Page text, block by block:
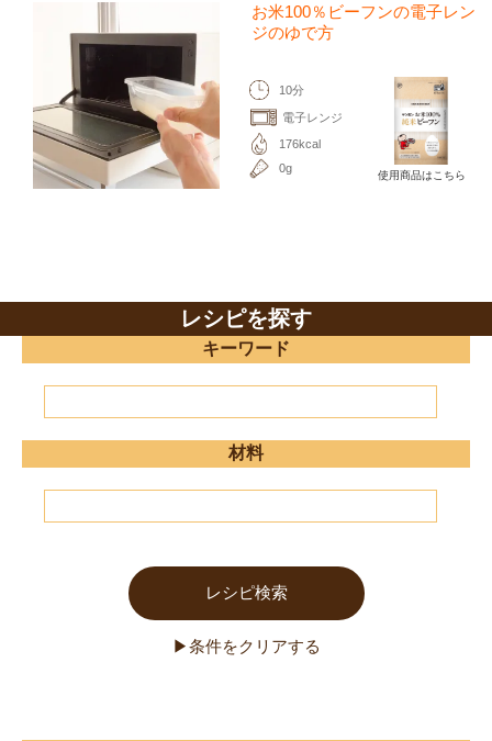
お米100％ビーフンの電子レン
ジのゆで方
10分
電子レンジ
176kcal
0g
使用商品はこちら
レシピを探す
キーワード
材料